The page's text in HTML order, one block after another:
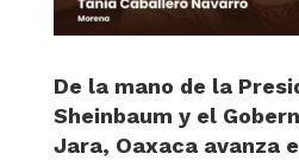
De la mano de la
Sheinbaum y el
Jara, Oaxaca avanza